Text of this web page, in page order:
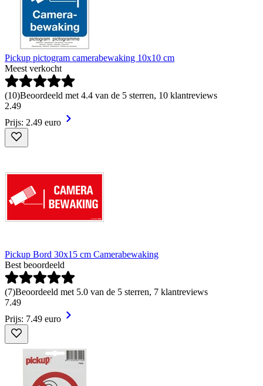
Pickup pictogram camerabewaking 10x10 cm
Meest verkocht
(10)Beoordeeld met 4.4 van de 5 sterren, 10 klantreviews
2.49
Prijs: 2.49 euro
Pickup Bord 30x15 cm Camerabewaking
Best beoordeeld
(7)Beoordeeld met 5.0 van de 5 sterren, 7 klantreviews
7.49
Prijs: 7.49 euro